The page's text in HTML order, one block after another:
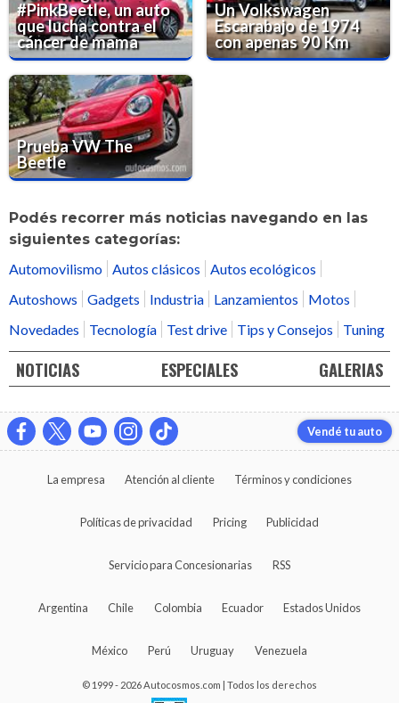
#PinkBeetle, un auto
que lucha contra el
cáncer de mama
Un Volkswagen
Escarabajo de 1974
con apenas 90 Km
Prueba VW The
Beetle
Podés recorrer más noticias navegando en las
siguientes categorías:
Automovilismo Autos clásicos
Autos ecológicos
Autoshows
Gadgets Industria Lanzamientos
Motos
Novedades
Tecnología Test drive Tips y Consejos Tuning
NOTICIAS ESPECIALES GALERIAS
Vendé tu auto
La empresa Atención al cliente Términos y condiciones
Políticas de privacidad Pricing Publicidad
Servicio para Concesionarias RSS
Argentina Chile Colombia Ecuador Estados Unidos
México Perú Uruguay Venezuela
© 1999 - 2026 Autocosmos.com | Todos los derechos